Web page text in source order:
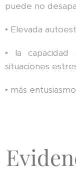
puede no
• Elevada
• la
situaciones
• más